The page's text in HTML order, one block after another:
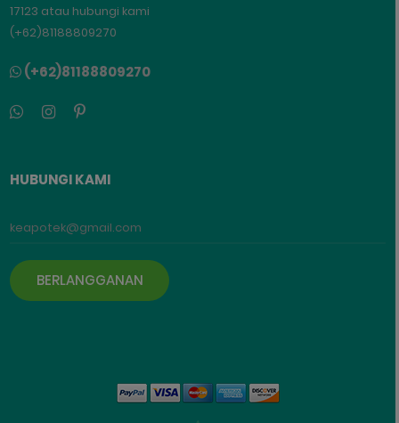
17123 atau hubungi kami
(+62)81188809270
(+62)81188809270
HUBUNGI KAMI
BERLANGGANAN